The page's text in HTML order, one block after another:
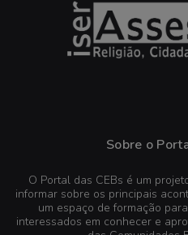
Sobre o
O Portal das CEBs é um
informar sobre os principais
um espaço de formação
interessados em conhecer e